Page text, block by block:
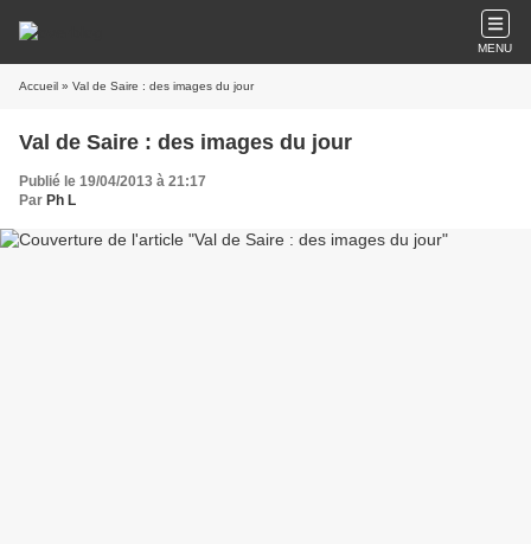
MENU
Accueil » Val de Saire : des images du jour
Val de Saire : des images du jour
Publié le 19/04/2013 à 21:17
Par Ph L